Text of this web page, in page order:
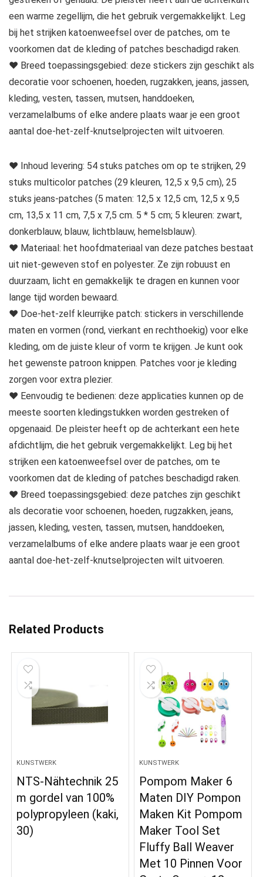
een warme zegellijm, die het gebruik vergemakkelijkt. Leg
bij het strijken katoenweefsel over de patches, om te
voorkomen dat de kleding of patches beschadigd raken.
♥ Breed toepassingsgebied: deze stickers zijn geschikt als
decoratie voor schoenen, hoeden, rugzakken, jeans, jassen,
kleding, vesten, tassen, mutsen, handdoeken,
verzamelalbums of elke andere plaats waar je een groot
aantal doe-het-zelf-knutselprojecten wilt uitvoeren.
♥ Inhoud levering: 54 stuks patches om op te strijken, 29
stuks multicolor patches (29 kleuren, 12,5 x 9,5 cm), 25
stuks jeans-patches (5 maten: 12,5 x 12,5 cm, 12,5 x 9,5
cm, 13,5 x 11 cm, 7,5 x 7,5 cm. 5 * 5 cm; 5 kleuren: zwart,
donkerblauw, blauw, lichtblauw, hemelsblauw).
♥ Materiaal: het hoofdmateriaal van deze patches bestaat
uit niet-geweven stof en polyester. Ze zijn robuust en
duurzaam, licht en gemakkelijk te dragen en kunnen voor
lange tijd worden bewaard.
♥ Doe-het-zelf kleurrijke patch: stickers in verschillende
maten en vormen (rond, vierkant en rechthoekig) voor elke
kleding, om de juiste kleur of vorm te krijgen. Je kunt ook
het gewenste patroon knippen. Patches voor je kleding
zorgen voor extra plezier.
♥ Eenvoudig te bedienen: deze applicaties kunnen op de
meeste soorten kledingstukken worden gestreken of
opgenaaid. De pleister heeft op de achterkant een hete
afdichtlijm, die het gebruik vergemakkelijkt. Leg bij het
strijken een katoenweefsel over de patches, om te
voorkomen dat de kleding of patches beschadigd raken.
♥ Breed toepassingsgebied: deze patches zijn geschikt
als decoratie voor schoenen, hoeden, rugzakken, jeans,
jassen, kleding, vesten, tassen, mutsen, handdoeken,
verzamelalbums of elke andere plaats waar je een groot
aantal doe-het-zelf-knutselprojecten wilt uitvoeren.
Related Products
KUNSTWERK
NTS-Nähtechnik 25
m gordel van 100%
polypropyleen (kaki,
30)
KUNSTWERK
Pompom Maker 6
Maten DIY Pompon
Maken Kit Pompom
Maker Tool Set
Fluffy Ball Weaver
Met 10 Pinnen Voor